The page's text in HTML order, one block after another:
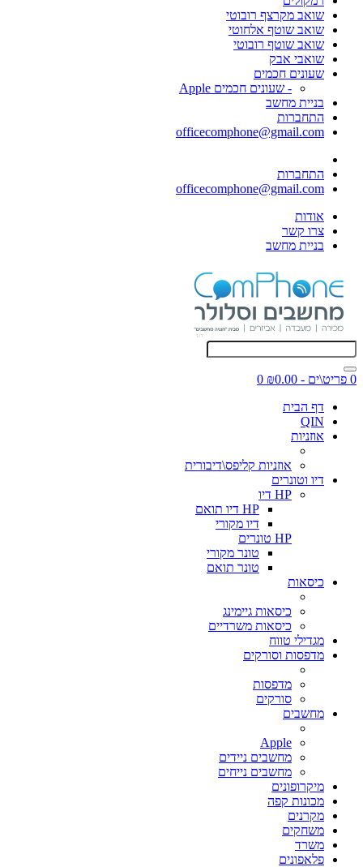
שואב מקרצף רובוטי
שואב שוטף אלחוטי
שואב שוטף רובוטי
שואבי אבק
שעונים חכמים
- שעונים חכמים Apple
בניית מחשב
התחברות
officecomphone@gmail.com
התחברות
officecomphone@gmail.com
אודות
צרו קשר
בניית מחשב
0 פריט\ים - ₪0.00
0
דף הבית
QIN
אוזניות
אוזניות קליפס\דיבורית
דיו וטונרים
HP דיו
HP דיו תואם
דיו מקורי
HP טונרים
טונר מקורי
טונר תואם
כיסאות
כיסאות גיימינג
כיסאות משרדיים
מגדילי טווח
מדפסות וסורקים
מדפסות
סורקים
מחשבים
Apple
מחשבים ניידים
מחשבים נייחים
מיקרופונים
מכונות קפה
מקרנים
משחקים
משרד
פלאפונים